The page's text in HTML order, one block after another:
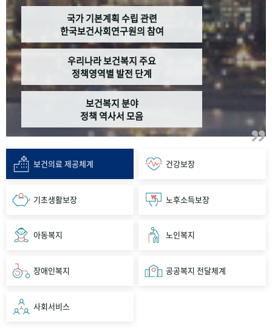
국가 기본계획 수립 관련
한국보건사회연구원의 참여
우리나라 보건복지 주요
정책영역별 발전 단계
보건복지 분야
정책 역사서 모음
보건의료 제공체계 건강보장
기초생활보장 노후소득보장
아동복지 노인복지
장애인복지 공공복지 전달체계
사회서비스